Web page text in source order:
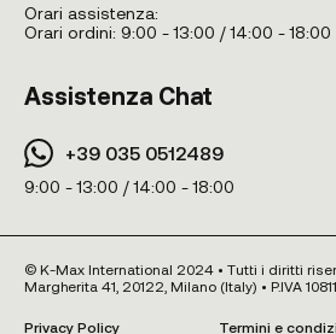
Orari assistenza:
Orari ordini: 9:00 - 13:00 / 14:00 - 18:00
Assistenza Chat
+39 035 0512489
9:00 - 13:00 / 14:00 - 18:00
© K-Max International 2024 • Tutti i diritti
Margherita 41, 20122, Milano (Italy) • P.IVA
Privacy Policy Termini e